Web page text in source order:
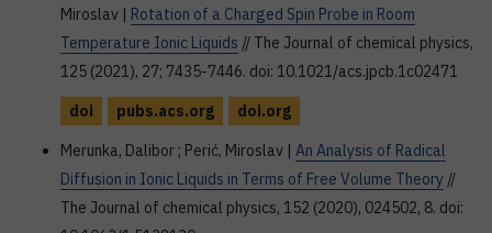
Miroslav | Rotation of a Charged Spin Probe in Room
Temperature Ionic Liquids // The Journal of chemical physics,
125 (2021), 27; 7435-7446. doi: 10.1021/acs.jpcb.1c02471
doi
pubs.acs.org
doi.org
Merunka, Dalibor ; Perić, Miroslav | An Analysis of Radical
Diffusion in Ionic Liquids in Terms of Free Volume Theory //
The Journal of chemical physics, 152 (2020), 024502, 8. doi: